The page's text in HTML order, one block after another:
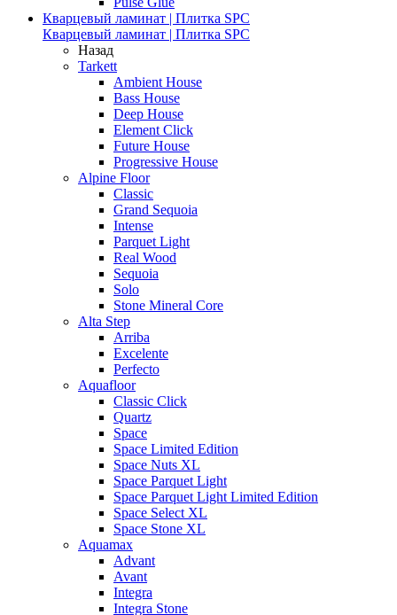
Кварцевый ламинат | Плитка SPC
Кварцевый ламинат | Плитка SPC
Назад
Tarkett
Ambient House
Bass House
Deep House
Element Click
Future House
Progressive House
Alpine Floor
Classic
Grand Sequoia
Intense
Parquet Light
Real Wood
Sequoia
Solo
Stone Mineral Core
Alta Step
Arriba
Excelente
Perfecto
Aquafloor
Classic Click
Quartz
Space
Space Limited Edition
Space Nuts XL
Space Parquet Light
Space Parquet Light Limited Edition
Space Select XL
Space Stone XL
Aquamax
Advant
Avant
Integra
Integra Stone